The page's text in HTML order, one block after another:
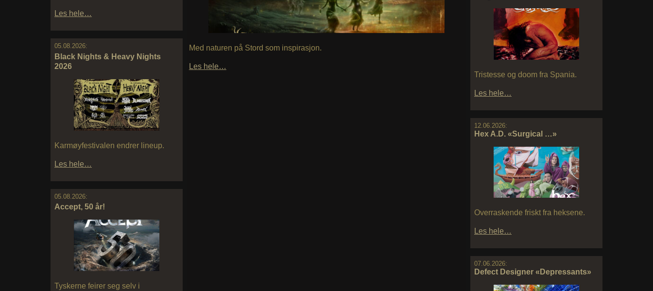
Les hele…
05.08.2026:
Black Nights & Heavy Nights
2026
Karmøyfestivalen endrer lineup.
Les hele…
05.08.2026:
Accept, 50 år!
Tyskerne feirer seg selv i
Tristesse og doom fra Spania.
Les hele…
12.06.2026:
Hex A.D. «Surgical …»
Overraskende friskt fra heksene.
Les hele…
07.06.2026:
Defect Designer «Depressants»
Med naturen på Stord som inspirasjon.
Les hele…